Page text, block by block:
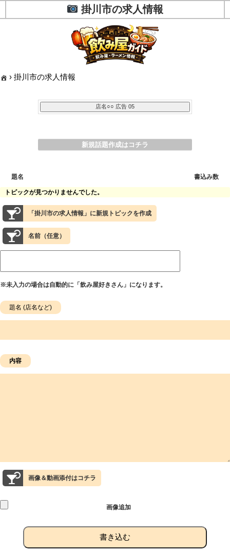
掛川市の求人情報
› 掛川市の求人情報
新規話題作成はコチラ
題名 書込み数
トピックが見つかりませんでした。
「掛川市の求人情報」に新規トピックを作成
名前（任意）
※未入力の場合は自動的に「飲み屋好きさん」になります。
画像＆動画添付はコチラ
画像追加
書き込む